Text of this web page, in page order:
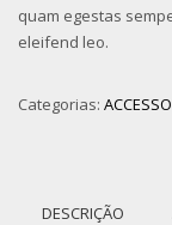
quam egestas
eleifend leo.
Categorias:
DESCRIÇÃO